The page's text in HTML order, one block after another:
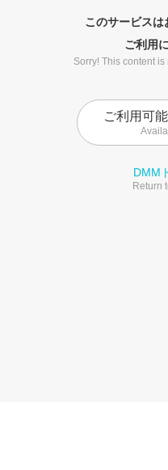
このサービス
ご利用
Sorry! This content
ご利用可
DMM
Return